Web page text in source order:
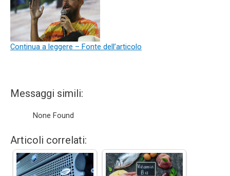
Continua a leggere – Fonte dell’articolo
Messaggi simili:
None Found
Articoli correlati: